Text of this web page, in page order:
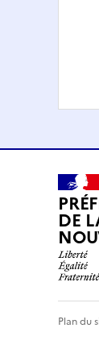
DE
Plan du